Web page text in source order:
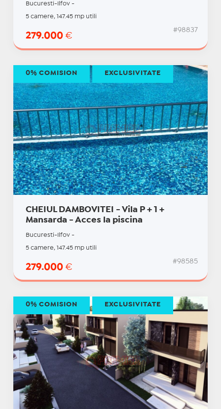
Bucuresti-Ilfov -
5 camere, 147.45 mp utili
279.000 €
#98837
CHEIUL DAMBOVITEI - Vila P + 1 +
Mansarda - Acces la piscina
Bucuresti-Ilfov -
5 camere, 147.45 mp utili
279.000 €
#98585
0% COMISION EXCLUSIVITATE
0% COMISION EXCLUSIVITATE